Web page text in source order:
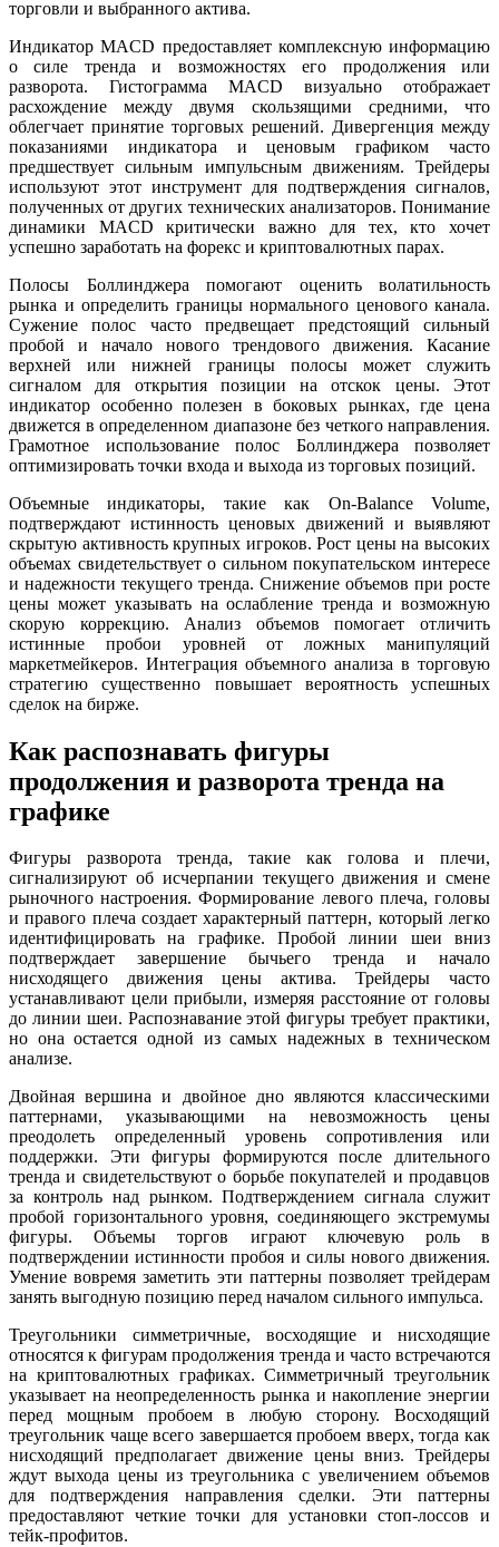
торговли и выбранного актива.
Индикатор MACD предоставляет комплексную информацию
о силе тренда и возможностях его продолжения или
разворота. Гистограмма MACD визуально отображает
расхождение между двумя скользящими средними, что
облегчает принятие торговых решений. Дивергенция между
показаниями индикатора и ценовым графиком часто
предшествует сильным импульсным движениям. Трейдеры
используют этот инструмент для подтверждения сигналов,
полученных от других технических анализаторов. Понимание
динамики MACD критически важно для тех, кто хочет
успешно заработать на форекс и криптовалютных парах.
Полосы Боллинджера помогают оценить волатильность
рынка и определить границы нормального ценового канала.
Сужение полос часто предвещает предстоящий сильный
пробой и начало нового трендового движения. Касание
верхней или нижней границы полосы может служить
сигналом для открытия позиции на отскок цены. Этот
индикатор особенно полезен в боковых рынках, где цена
движется в определенном диапазоне без четкого направления.
Грамотное использование полос Боллинджера позволяет
оптимизировать точки входа и выхода из торговых позиций.
Объемные индикаторы, такие как On-Balance Volume,
подтверждают истинность ценовых движений и выявляют
скрытую активность крупных игроков. Рост цены на высоких
объемах свидетельствует о сильном покупательском интересе
и надежности текущего тренда. Снижение объемов при росте
цены может указывать на ослабление тренда и возможную
скорую коррекцию. Анализ объемов помогает отличить
истинные пробои уровней от ложных манипуляций
маркетмейкеров. Интеграция объемного анализа в торговую
стратегию существенно повышает вероятность успешных
сделок на бирже.
Как распознавать фигуры
продолжения и разворота тренда на
графике
Фигуры разворота тренда, такие как голова и плечи,
сигнализируют об исчерпании текущего движения и смене
рыночного настроения. Формирование левого плеча, головы
и правого плеча создает характерный паттерн, который легко
идентифицировать на графике. Пробой линии шеи вниз
подтверждает завершение бычьего тренда и начало
нисходящего движения цены актива. Трейдеры часто
устанавливают цели прибыли, измеряя расстояние от головы
до линии шеи. Распознавание этой фигуры требует практики,
но она остается одной из самых надежных в техническом
анализе.
Двойная вершина и двойное дно являются классическими
паттернами, указывающими на невозможность цены
преодолеть определенный уровень сопротивления или
поддержки. Эти фигуры формируются после длительного
тренда и свидетельствуют о борьбе покупателей и продавцов
за контроль над рынком. Подтверждением сигнала служит
пробой горизонтального уровня, соединяющего экстремумы
фигуры. Объемы торгов играют ключевую роль в
подтверждении истинности пробоя и силы нового движения.
Умение вовремя заметить эти паттерны позволяет трейдерам
занять выгодную позицию перед началом сильного импульса.
Треугольники симметричные, восходящие и нисходящие
относятся к фигурам продолжения тренда и часто встречаются
на криптовалютных графиках. Симметричный треугольник
указывает на неопределенность рынка и накопление энергии
перед мощным пробоем в любую сторону. Восходящий
треугольник чаще всего завершается пробоем вверх, тогда как
нисходящий предполагает движение цены вниз. Трейдеры
ждут выхода цены из треугольника с увеличением объемов
для подтверждения направления сделки. Эти паттерны
предоставляют четкие точки для установки стоп-лоссов и
тейк-профитов.